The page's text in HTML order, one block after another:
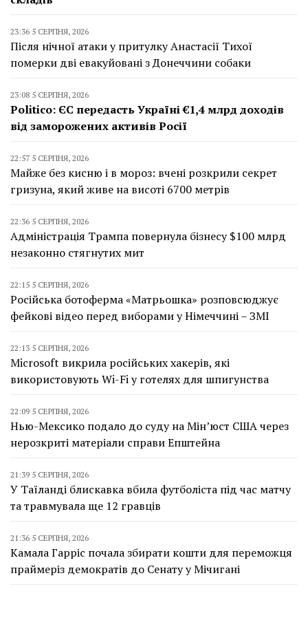
23:36 5 СЕРПНЯ, 2026
Після нічної атаки у притулку Анастасії Тихої
померки дві евакуйовані з Донеччини собаки
23:08 5 СЕРПНЯ, 2026
Politico: ЄС передасть Україні €1,4 млрд доходів
від заморожених активів Росії
22:57 5 СЕРПНЯ, 2026
Майже без кисню і в мороз: вчені розкрили секрет
гризуна, який живе на висоті 6700 метрів
22:36 5 СЕРПНЯ, 2026
Адміністрація Трампа повернула бізнесу $100 млрд
незаконно стягнутих мит
22:15 5 СЕРПНЯ, 2026
Російська ботоферма «Матрьошка» розповсюджує
фейкові відео перед виборами у Німеччині – ЗМІ
22:13 5 СЕРПНЯ, 2026
Microsoft викрила російських хакерів, які
використовують Wi-Fi у готелях для шпигунства
22:09 5 СЕРПНЯ, 2026
Нью-Мексико подало до суду на Мін’юст США через
нерозкриті матеріали справи Епштейна
21:39 5 СЕРПНЯ, 2026
У Таїланді блискавка вбила футболіста під час матчу
та травмувала ще 12 гравців
21:36 5 СЕРПНЯ, 2026
Камала Гарріс почала збирати кошти для переможця
праймеріз демократів до Сенату у Мічигані